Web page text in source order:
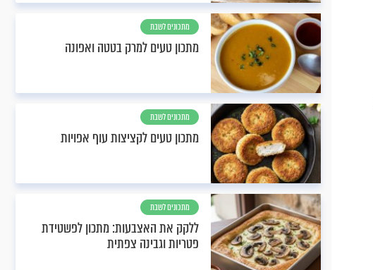
מתכונים לשבת
מתכון טעים למרק בטטה ואפונה
מתכונים לשבת
מתכון טעים לקציצות עוף אפויות
מתכונים לשבת
ללקק את האצבעות: מתכון לפשטידת
פטריות וגבינה צפתית